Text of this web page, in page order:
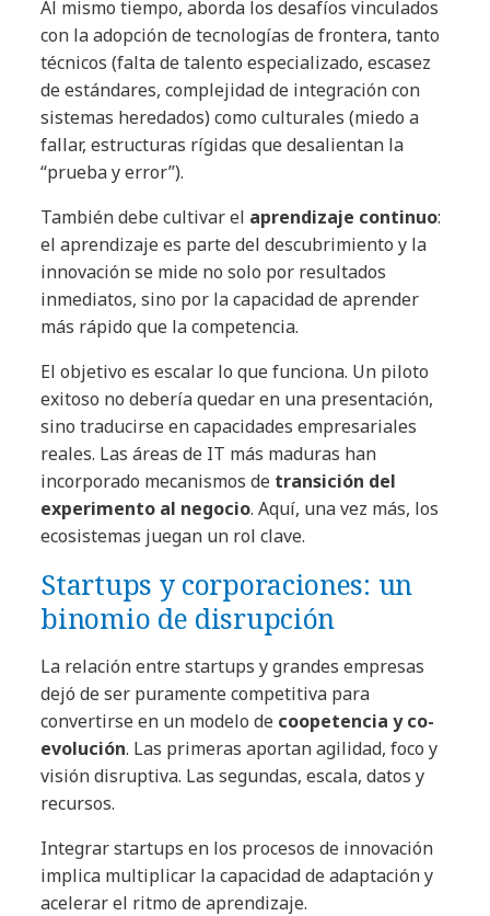
Al mismo tiempo, aborda los desafíos vinculados
con la adopción de tecnologías de frontera, tanto
técnicos (falta de talento especializado, escasez
de estándares, complejidad de integración con
sistemas heredados) como culturales (miedo a
fallar, estructuras rígidas que desalientan la
“prueba y error”).
También debe cultivar el aprendizaje continuo:
el aprendizaje es parte del descubrimiento y la
innovación se mide no solo por resultados
inmediatos, sino por la capacidad de aprender
más rápido que la competencia.
El objetivo es escalar lo que funciona. Un piloto
exitoso no debería quedar en una presentación,
sino traducirse en capacidades empresariales
reales. Las áreas de IT más maduras han
incorporado mecanismos de transición del
experimento al negocio. Aquí, una vez más, los
ecosistemas juegan un rol clave.
Startups y corporaciones: un
binomio de disrupción
La relación entre startups y grandes empresas
dejó de ser puramente competitiva para
convertirse en un modelo de coopetencia y co-
evolución. Las primeras aportan agilidad, foco y
visión disruptiva. Las segundas, escala, datos y
recursos.
Integrar startups en los procesos de innovación
implica multiplicar la capacidad de adaptación y
acelerar el ritmo de aprendizaje.